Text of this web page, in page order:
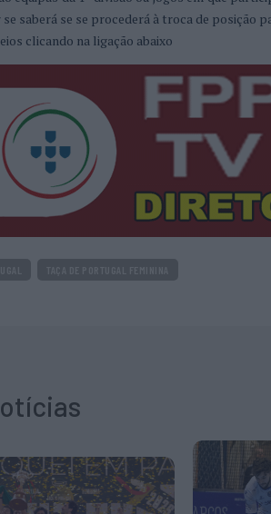
saberá se se procederá à troca de posição
clicando na ligação abaixo